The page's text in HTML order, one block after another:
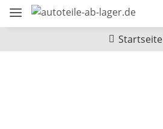
Startseite